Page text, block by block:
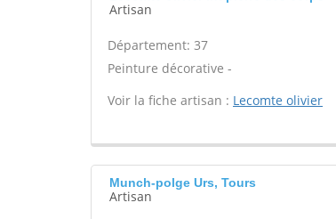
Artisan
Département: 37
Peinture décorative -
Voir la fiche artisan : Lecomte olivier
Munch-polge Urs, Tours
Artisan